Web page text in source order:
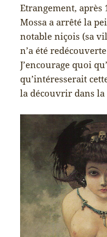
Etrangement, après
Mossa a arrêté la
notable niçois (sa
n’a été
J’encourage quoi
qu’intéresserait
la découvrir dans la